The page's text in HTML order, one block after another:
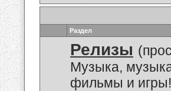
Раздел
Релизы
Музыка,
фильмы и игры!